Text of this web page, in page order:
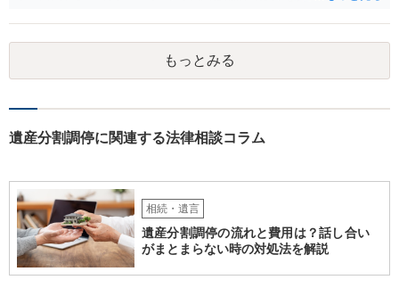
務があると思います。 倒れた弁護士が所属する弁護士会に相談さ
れた方がよいと思います。 倒れた弁護士は脳梗塞で倒れたようで
すが、 判断能力があり、復代理を倒れた弁護士の判断で復代理を
選任したのか 即ち、復代理人の選任は有効なのかという問題もあ
もっとみる
遺産分割調停に関連する法律相談コラム
相続・遺言
遺産分割調停の流れと費用は？話し合い
がまとまらない時の対処法を解説